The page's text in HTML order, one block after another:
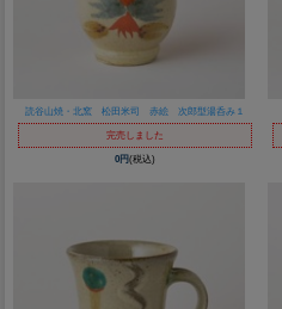
読谷山焼・北窯 松田米司 赤絵 次郎型湯呑み１
完売しました
0円(税込)